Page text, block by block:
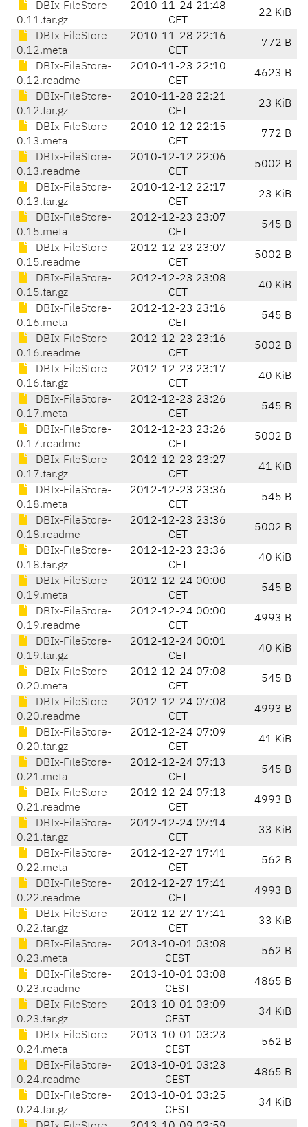
DBIx-FileStore-
0.11.tar.gz
2010-11-24 21:48
CET
22 KiB
DBIx-FileStore-
0.12.meta
2010-11-28 22:16
CET
772 B
DBIx-FileStore-
0.12.readme
2010-11-23 22:10
CET
4623 B
DBIx-FileStore-
0.12.tar.gz
2010-11-28 22:21
CET
23 KiB
DBIx-FileStore-
0.13.meta
2010-12-12 22:15
CET
772 B
DBIx-FileStore-
0.13.readme
2010-12-12 22:06
CET
5002 B
DBIx-FileStore-
0.13.tar.gz
2010-12-12 22:17
CET
23 KiB
DBIx-FileStore-
0.15.meta
2012-12-23 23:07
CET
545 B
DBIx-FileStore-
0.15.readme
2012-12-23 23:07
CET
5002 B
DBIx-FileStore-
0.15.tar.gz
2012-12-23 23:08
CET
40 KiB
DBIx-FileStore-
0.16.meta
2012-12-23 23:16
CET
545 B
DBIx-FileStore-
0.16.readme
2012-12-23 23:16
CET
5002 B
DBIx-FileStore-
0.16.tar.gz
2012-12-23 23:17
CET
40 KiB
DBIx-FileStore-
0.17.meta
2012-12-23 23:26
CET
545 B
DBIx-FileStore-
0.17.readme
2012-12-23 23:26
CET
5002 B
DBIx-FileStore-
0.17.tar.gz
2012-12-23 23:27
CET
41 KiB
DBIx-FileStore-
0.18.meta
2012-12-23 23:36
CET
545 B
DBIx-FileStore-
0.18.readme
2012-12-23 23:36
CET
5002 B
DBIx-FileStore-
0.18.tar.gz
2012-12-23 23:36
CET
40 KiB
DBIx-FileStore-
0.19.meta
2012-12-24 00:00
CET
545 B
DBIx-FileStore-
0.19.readme
2012-12-24 00:00
CET
4993 B
DBIx-FileStore-
0.19.tar.gz
2012-12-24 00:01
CET
40 KiB
DBIx-FileStore-
0.20.meta
2012-12-24 07:08
CET
545 B
DBIx-FileStore-
0.20.readme
2012-12-24 07:08
CET
4993 B
DBIx-FileStore-
0.20.tar.gz
2012-12-24 07:09
CET
41 KiB
DBIx-FileStore-
0.21.meta
2012-12-24 07:13
CET
545 B
DBIx-FileStore-
0.21.readme
2012-12-24 07:13
CET
4993 B
DBIx-FileStore-
0.21.tar.gz
2012-12-24 07:14
CET
33 KiB
DBIx-FileStore-
0.22.meta
2012-12-27 17:41
CET
562 B
DBIx-FileStore-
0.22.readme
2012-12-27 17:41
CET
4993 B
DBIx-FileStore-
0.22.tar.gz
2012-12-27 17:41
CET
33 KiB
DBIx-FileStore-
0.23.meta
2013-10-01 03:08
CEST
562 B
DBIx-FileStore-
0.23.readme
2013-10-01 03:08
CEST
4865 B
DBIx-FileStore-
0.23.tar.gz
2013-10-01 03:09
CEST
34 KiB
DBIx-FileStore-
0.24.meta
2013-10-01 03:23
CEST
562 B
DBIx-FileStore-
0.24.readme
2013-10-01 03:23
CEST
4865 B
DBIx-FileStore-
0.24.tar.gz
2013-10-01 03:25
CEST
34 KiB